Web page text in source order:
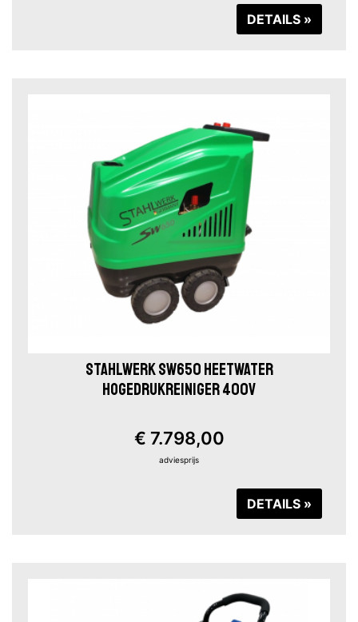
DETAILS »
STAHLWERK SW650 HEETWATER
HOGEDRUKREINIGER 400V
€ 7.798,00
adviesprijs
DETAILS »